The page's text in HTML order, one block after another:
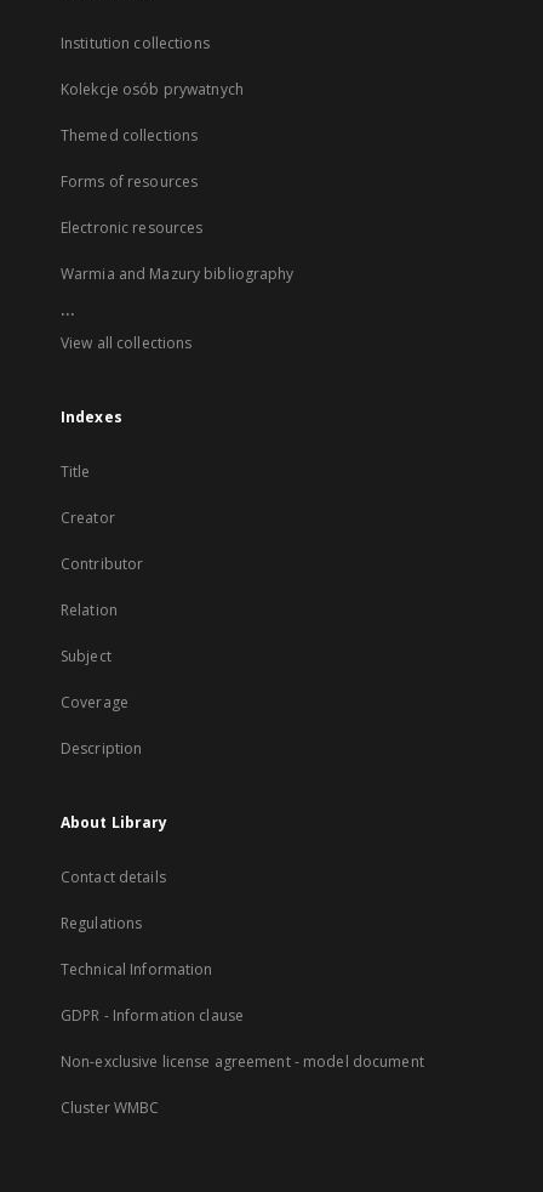
Institution collections
Kolekcje osób prywatnych
Themed collections
Forms of resources
Electronic resources
Warmia and Mazury bibliography
...
View all collections
Indexes
Title
Creator
Contributor
Relation
Subject
Coverage
Description
About Library
Contact details
Regulations
Technical Information
GDPR - Information clause
Non-exclusive license agreement - model document
Cluster WMBC